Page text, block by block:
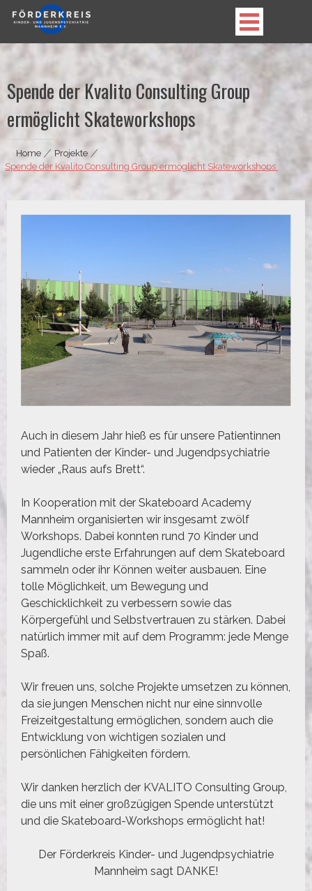
Skip
content
Förderkreis Kinder- und Jugendpsychiatrie
Mannheim e.V.
Spende der Kvalito Consulting Group
ermöglicht Skateworkshops
Home|Projekte|
Spende der Kvalito Consulting Group ermöglicht Skateworkshops
Auch in diesem Jahr hieß es für unsere Patientinnen
und Patienten der Kinder- und Jugendpsychiatrie
wieder „Raus aufs Brett“.
In Kooperation mit der Skateboard Academy
Mannheim organisierten wir insgesamt zwölf
Workshops. Dabei konnten rund 70 Kinder und
Jugendliche erste Erfahrungen auf dem Skateboard
sammeln oder ihr Können weiter ausbauen. Eine
tolle Möglichkeit, um Bewegung und
Geschicklichkeit zu verbessern sowie das
Körpergefühl und Selbstvertrauen zu stärken. Dabei
natürlich immer mit auf dem Programm: jede Menge
Spaß.
Wir freuen uns, solche Projekte umsetzen zu können,
da sie jungen Menschen nicht nur eine sinnvolle
Freizeitgestaltung ermöglichen, sondern auch die
Entwicklung von wichtigen sozialen und
persönlichen Fähigkeiten fördern.
Wir danken herzlich der KVALITO Consulting Group,
die uns mit einer großzügigen Spende unterstützt
und die Skateboard-Workshops ermöglicht hat!
Der Förderkreis Kinder- und Jugendpsychiatrie
Mannheim sagt DANKE!